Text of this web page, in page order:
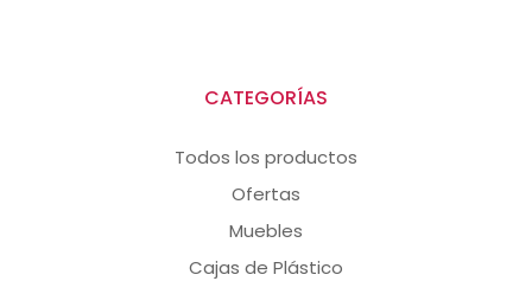
CATEGORÍAS
Todos los productos
Ofertas
Muebles
Cajas de Plástico